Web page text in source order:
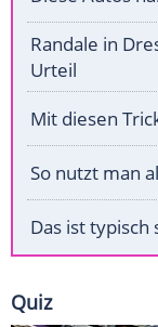
Randale in
Urteil
Mit diesen
So nutzt man
Das ist typisch
Quiz